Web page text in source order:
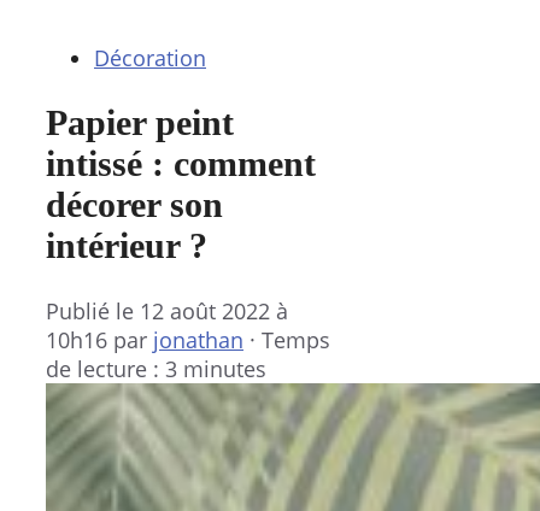
Décoration
Papier peint
intissé : comment
décorer son
intérieur ?
Publié le 12 août 2022 à
10h16 par jonathan · Temps
de lecture : 3 minutes